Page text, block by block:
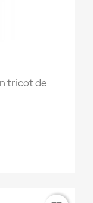
tricot de